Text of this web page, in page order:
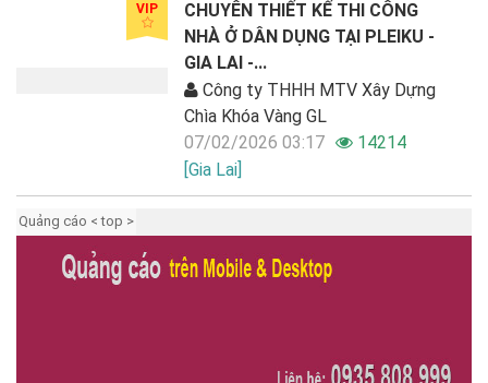
VIP
CHUYÊN THIẾT KẾ THI CÔNG
NHÀ Ở DÂN DỤNG TẠI PLEIKU -
GIA LAI -...
Công ty THHH MTV Xây Dựng
Chìa Khóa Vàng GL
07/02/2026 03:17
14214
[Gia Lai]
Quảng cáo < top >